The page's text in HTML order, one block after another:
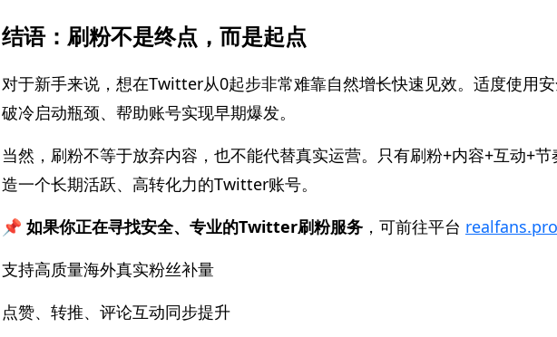
结语：刷粉不是终点，而是起点
对于新手来说，想在Twitter从0起步非常难靠自然增长快速见效。适度使用
破冷启动瓶颈、帮助账号实现早期爆发。
当然，刷粉不等于放弃内容，也不能代替真实运营。只有刷粉+内容+互动+
造一个长期活跃、高转化力的Twitter账号。
📌 如果你正在寻找安全、专业的Twitter刷粉服务 ，可前往平台 realfans.pro
支持高质量海外真实粉丝补量
点赞、转推、评论互动同步提升